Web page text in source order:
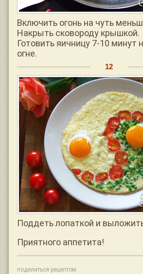
Включить огонь на чуть
Накрыть сковороду крышкой.
Готовить яичницу 7-10 минут
огне.
Поддеть лопаткой и
Приятного аппетита!
поделиться рецептом